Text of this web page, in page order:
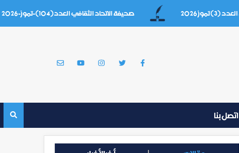
صحيفة الاتحاد الثقافي العدد(104)-تموز-2026
اتصل بنا